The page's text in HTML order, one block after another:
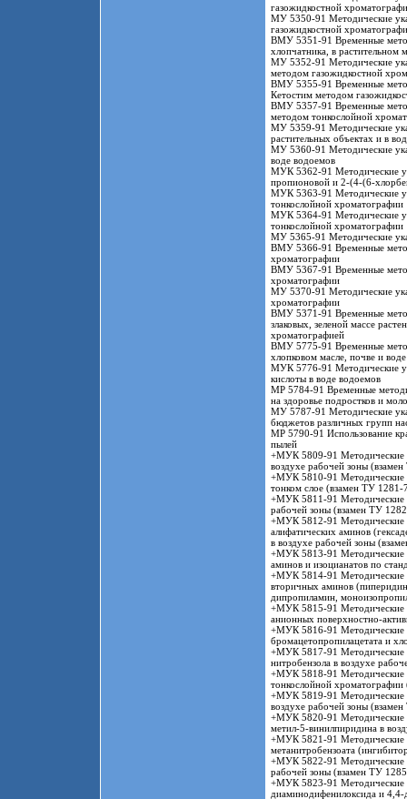
газожидкостной
МУ 5350-91 Методические
газожидкостной
ВМУ 5351-91 Временные
хлопчатника, в растительном
МУ 5352-91 Методические
методом газожидкостной
ВМУ 5355-91 Временные
Кетостим методом
ВМУ 5357-91 Временные
методом тонкослойной
МУ 5359-91 Методические
растительных объектах и в
МУ 5360-91 Методические
воде водоемов
МУК 5362-91 Методические
пропионовой и 2-(4-(6-
МУК 5363-91 Методические
тонкослойной хроматографии
МУК 5364-91 Методические
тонкослойной хроматографии
МУ 5365-91 Методические
ВМУ 5366-91 Временные
хроматографии
ВМУ 5367-91 Временные
хроматографии
МУ 5370-91 Методические
хроматографии
ВМУ 5371-91 Временные
злаковых, зеленой массе
хроматографией
ВМУ 5775-91 Временные
хлопковом масле, почве и
МУК 5776-91 Методические
кислоты в воде водоемов
МР 5784-91 Временные
на здоровье подростков и
МУ 5787-91 Методические
бюджетов различных групп
МР 5790-91 Использование
пылей
+МУК 5809-91 Методические
воздухе рабочей зоны
+МУК 5810-91 Методические
тонком слое (взамен ТУ 1281-
+МУК 5811-91 Методические
рабочей зоны (взамен ТУ
+МУК 5812-91 Методические
алифатических аминов
в воздухе рабочей зоны
+МУК 5813-91 Методические
аминов и изоцианатов по
+МУК 5814-91 Методические
вторичных аминов
дипропиламин,
+МУК 5815-91 Методические
анионных поверхностно-
+МУК 5816-91 Методические
бромацетопропилацетата и
+МУК 5817-91 Методические
нитробензола в воздухе
+МУК 5818-91 Методические
тонкослойной
+МУК 5819-91 Методические
воздухе рабочей зоны
+МУК 5820-91 Методические
метил-5-винилпиридина в
+МУК 5821-91 Методические
метанитробензоата
+МУК 5822-91 Методические
рабочей зоны (взамен ТУ
+МУК 5823-91 Методические
диаминодифенилоксида и